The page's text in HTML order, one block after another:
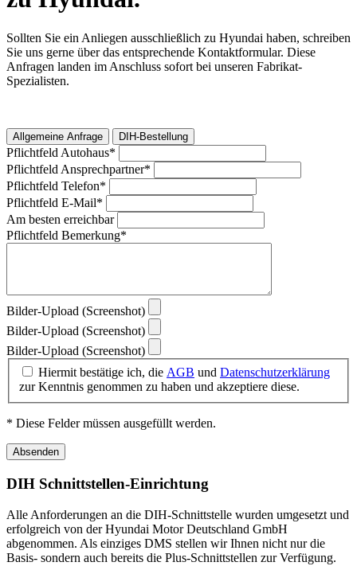
Sollten Sie ein Anliegen ausschließlich zu Hyundai haben, schreiben
Sie uns gerne über das entsprechende Kontaktformular. Diese
Anfragen landen im Anschluss sofort bei unseren Fabrikat-
Spezialisten.
Allgemeine Anfrage DIH-Bestellung
Pflichtfeld Autohaus*
Pflichtfeld Ansprechpartner*
Pflichtfeld Telefon*
Pflichtfeld E-Mail*
Am besten erreichbar
Pflichtfeld Bemerkung*
Bilder-Upload (Screenshot)
Bilder-Upload (Screenshot)
Bilder-Upload (Screenshot)
Hiermit bestätige ich, die AGB und Datenschutzerklärung
zur Kenntnis genommen zu haben und akzeptiere diese.
* Diese Felder müssen ausgefüllt werden.
Absenden
DIH Schnittstellen-Einrichtung
Alle Anforderungen an die DIH-Schnittstelle wurden umgesetzt und
erfolgreich von der Hyundai Motor Deutschland GmbH
abgenommen. Als einziges DMS stellen wir Ihnen nicht nur die
Basis- sondern auch bereits die Plus-Schnittstellen zur Verfügung.